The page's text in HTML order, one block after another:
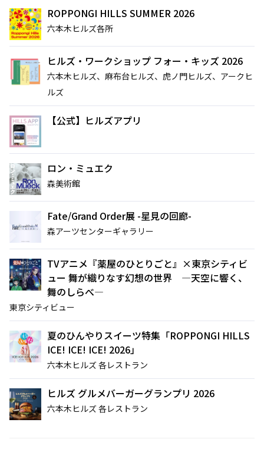
ROPPONGI HILLS SUMMER 2026
六本木ヒルズ各所
ヒルズ・ワークショップ フォー・キッズ 2026
六本木ヒルズ、麻布台ヒルズ、虎ノ門ヒルズ、アークヒ
ルズ
【公式】ヒルズアプリ
ロン・ミュエク
森美術館
Fate/Grand Order展 -星見の回廊-
森アーツセンターギャラリー
TVアニメ『薬屋のひとりごと』×東京シティビ
ュー 舞が織りなす幻想の世界 ―天空に響く、
舞のしらべ―
東京シティビュー
夏のひんやりスイーツ特集「ROPPONGI HILLS
ICE! ICE! ICE! 2026」
六本木ヒルズ 各レストラン
ヒルズ グルメバーガーグランプリ 2026
六本木ヒルズ 各レストラン